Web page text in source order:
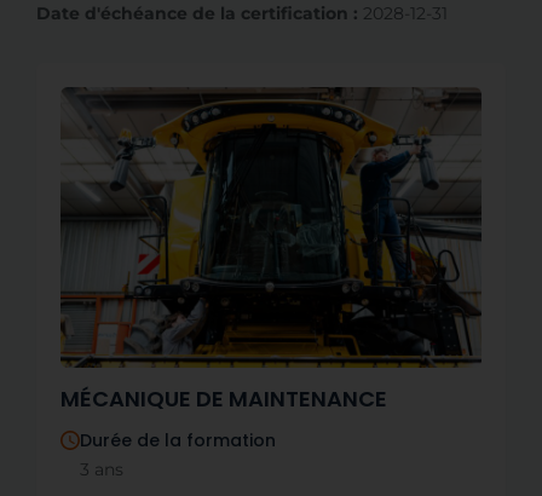
Date d'échéance de la certification : 2028-12-31
MÉCANIQUE DE MAINTENANCE
Durée de la formation
3 ans